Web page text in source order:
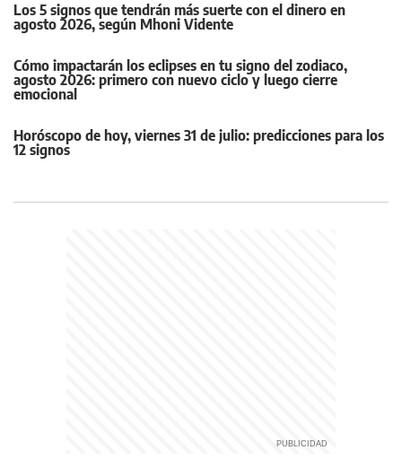
Los 5 signos que tendrán más suerte con el dinero en
agosto 2026, según Mhoni Vidente
Cómo impactarán los eclipses en tu signo del zodiaco,
agosto 2026: primero con nuevo ciclo y luego cierre
emocional
Horóscopo de hoy, viernes 31 de julio: predicciones para los
12 signos